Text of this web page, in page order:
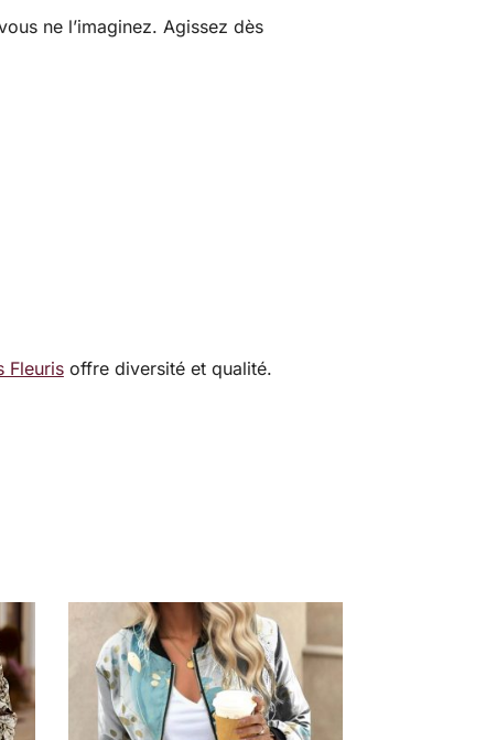
ne l’imaginez. Agissez dès
Fleurisoffre diversité et qualité.